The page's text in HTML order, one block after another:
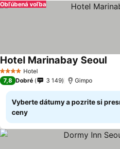
Obľúbená voľba
4 Počet hviezdičiek
Hotel
Hotel Marinabay Seoul
7,8 Dobré 3 149 Gimpo
Vyberte dátumy a pozrite si
ceny